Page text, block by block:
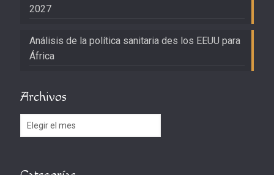
2027
Análisis de la política sanitaria des los EEUU para
África
Archivos
Archivos